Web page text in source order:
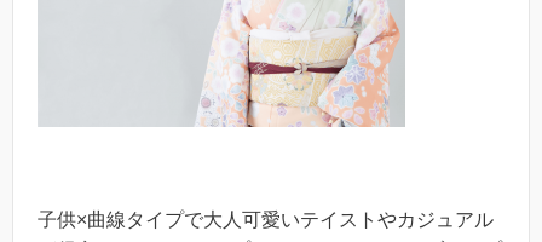
子供×曲線タイプで大人可愛いテイストやカジュアル